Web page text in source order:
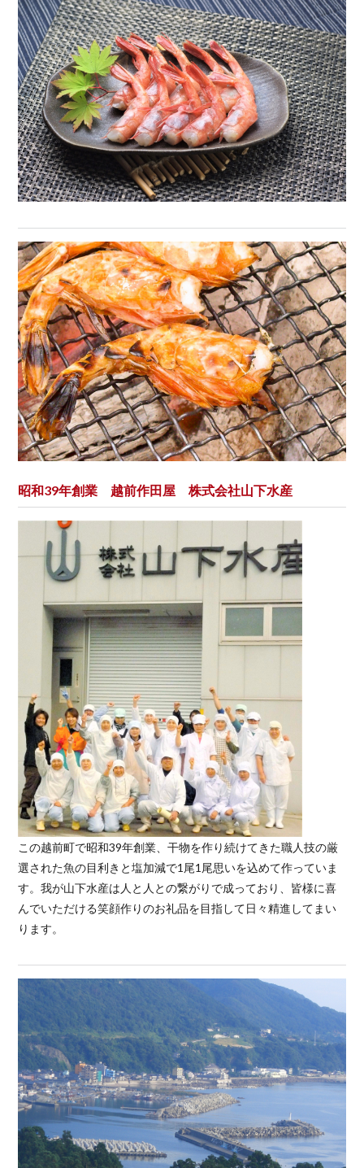
昭和39年創業 越前作田屋 株式会社山下水産
この越前町で昭和39年創業、干物を作り続けてきた職人技の厳
選された魚の目利きと塩加減で1尾1尾思いを込めて作っていま
す。我が山下水産は人と人との繋がりで成っており、皆様に喜
んでいただける笑顔作りのお礼品を目指して日々精進してまい
ります。